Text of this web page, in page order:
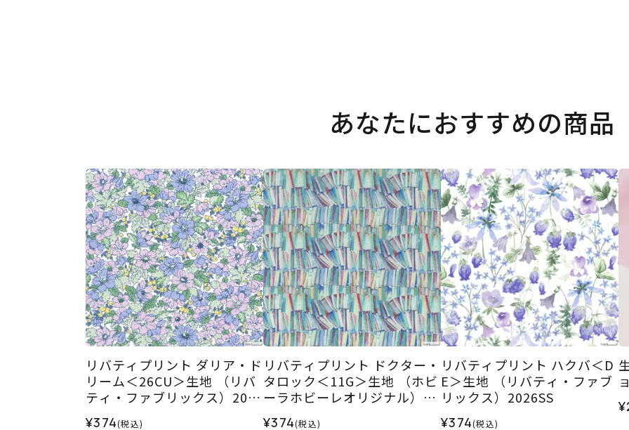
あなたにおすすめの商品
リバティプリント ダリア・ド
リーム＜26CU＞生地 （リバ
ティ・ファブリックス）2026
¥374(税込)
リバティプリント ドクター・
タロック＜11G＞生地 （ホビ
ーラホビーレオリジナル）20
¥374(税込)
リバティプリント ハクバ＜D
E＞生地 （リバティ・ファブ
リックス）2026SS
¥374(税込)